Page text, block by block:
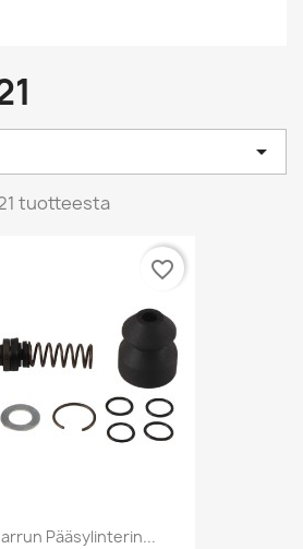

tuotteesta
Pääsylinterin...
favorite_border